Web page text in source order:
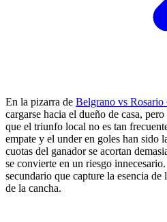
En la pizarra de Belgrano vs Rosario
cargarse hacia el dueño de casa,
que el triunfo local no es tan
empate y el under en goles han sido
cuotas del ganador se acortan
se convierte en un riesgo
secundario que capture la esencia
de la cancha.